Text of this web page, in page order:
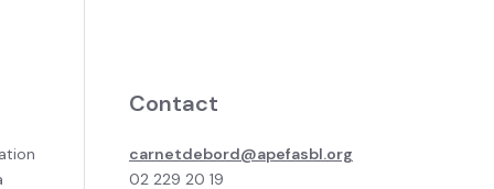
Contact
carnetdebord@apefasbl.org
02 229 20 19